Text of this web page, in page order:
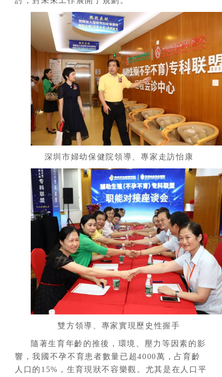
深圳市婦幼保健院領導、專家走訪怡康
雙方領導、專家實現歷史性握手
隨著生育年齡的推後，環境、壓力等因素的影
響，我國不孕不育患者數量已超4000萬，占育齡
人口的15%，生育現狀不容樂觀。尤其是在人口平